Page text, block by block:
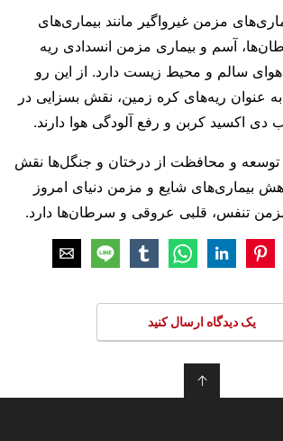
مزمن غیرواگیر مانند بیماری‌های
آسم و بیماری مزمن انسدادی ریه
هوای سالم و محیط زیست دارد. از این رو
عنوان ريه‌های کره زمین، نقش بسزایی در
دی اکسید کربن و رفع آلودگی هوا دارند.
توسعه و محافظت از درختان و جنگل‌ها نقش
بیماری‌های شایع و مزمن دنیای امروز
مزمن تنفس، قلبی عروقی و سرطان‌ها دارد.
یک دیدگاه ارسال کنید
↑